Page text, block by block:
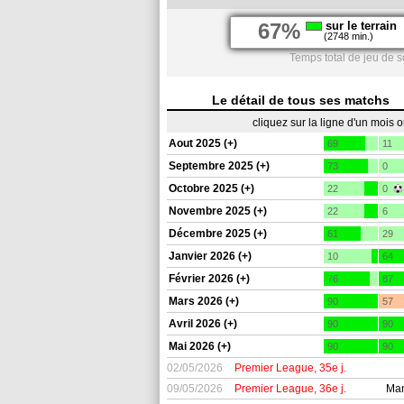
67% sur le terrain
(2748 min.)
Temps total de jeu de
Le détail de tous ses matchs
cliquez sur la ligne d'un mois
Aout 2025 (+)
69 11
Septembre 2025 (+) 73 0
Octobre 2025 (+) 22 0
Novembre 2025 (+) 22 6
Décembre 2025 (+) 61 29
Janvier 2026 (+) 10 64
Février 2026 (+) 76 87
Mars 2026 (+) 90 57
Avril 2026 (+) 90 90
Mai 2026 (+) 90 90
02/05/2026 Premier League, 35e j.
09/05/2026
Premier League, 36e j.